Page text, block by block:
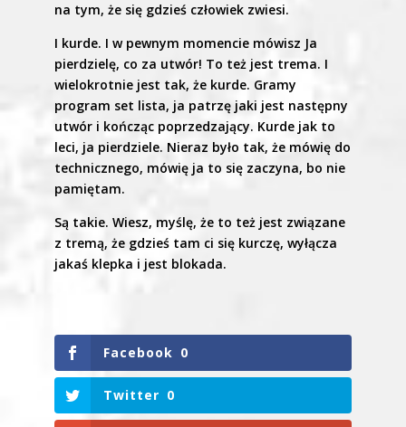
na tym, że się gdzieś człowiek zwiesi.
I kurde. I w pewnym momencie mówisz Ja
pierdzielę, co za utwór! To też jest trema. I
wielokrotnie jest tak, że kurde. Gramy
program set lista, ja patrzę jaki jest następny
utwór i kończąc poprzedzający. Kurde jak to
leci, ja pierdziele. Nieraz było tak, że mówię do
technicznego, mówię ja to się zaczyna, bo nie
pamiętam.
Są takie. Wiesz, myślę, że to też jest związane
z tremą, że gdzieś tam ci się kurczę, wyłącza
jakaś klepka i jest blokada.
Facebook 0
Twitter 0